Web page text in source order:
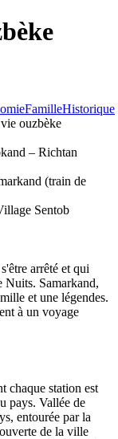
FamilleHistorique
arrêté et qui
Nuits. Samarkand,
et une légendes.
à un voyage
chaque station est
pays. Vallée de
entourée par la
de la ville